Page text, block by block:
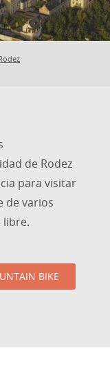
de Rodez
para visitar
de varios
libre.
BIKE